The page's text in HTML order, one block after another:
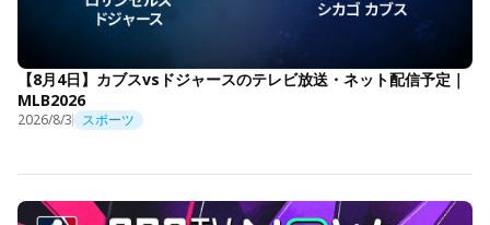
【8月4日】カブスvsドジャースのテレビ放送・ネット配信予定｜
MLB2026
2026/8/3 スポーツ